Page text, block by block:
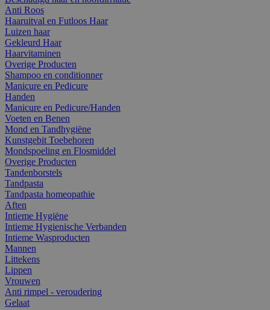
Anti Roos
Haaruitval en Futloos Haar
Luizen haar
Gekleurd Haar
Haarvitaminen
Overige Producten
Shampoo en conditionner
Manicure en Pedicure
Handen
Manicure en Pedicure/Handen
Voeten en Benen
Mond en Tandhygiëne
Kunstgebit Toebehoren
Mondspoeling en Flosmiddel
Overige Producten
Tandenborstels
Tandpasta
Tandpasta homeopathie
Aften
Intieme Hygiëne
Intieme Hygienische Verbanden
Intieme Wasproducten
Mannen
Littekens
Lippen
Vrouwen
Anti rimpel - veroudering
Gelaat